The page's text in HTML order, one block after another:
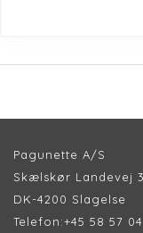
Pagunette A/S
Skælskør Landevej
DK-4200 Slagelse
Telefon:+45 58 57